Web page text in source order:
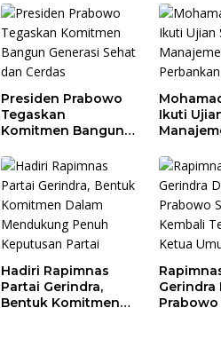
Perekonomian
Daerah
Presiden Prabowo
Tegaskan
Komitmen Bangun
Cerdas
Ikuti
Hadiri Rapimnas
Partai Gerindra,
Bentuk Komitmen
Gerindra